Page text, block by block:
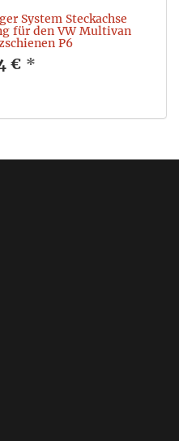
System Steckachse
für den VW Multivan
P6
€ *